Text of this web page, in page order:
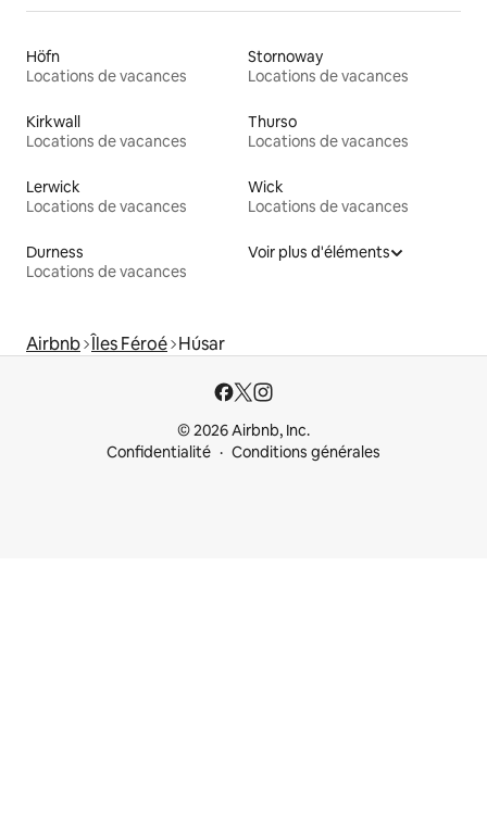
Höfn
Locations de vacances
Stornoway
Locations de vacances
Kirkwall
Locations de vacances
Thurso
Locations de vacances
Lerwick
Locations de vacances
Wick
Locations de vacances
Durness
Locations de vacances
Voir plus d'éléments
Airbnb Îles Féroé Húsar
© 2026 Airbnb, Inc.
Confidentialité
Conditions générales